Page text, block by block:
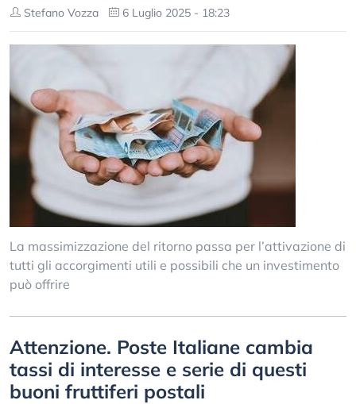
Stefano Vozza 6 Luglio 2025 - 18:23
La massimizzazione del ritorno passa per l’attivazione di
tutti gli accorgimenti utili e possibili che un investimento
può offrire
Attenzione. Poste Italiane cambia
tassi di interesse e serie di questi
buoni fruttiferi postali